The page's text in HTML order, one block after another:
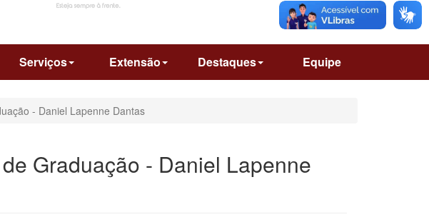
Serviços Extensão Destaques Equipe
- Daniel Lapenne Dantas
Graduação - Daniel Lapenne